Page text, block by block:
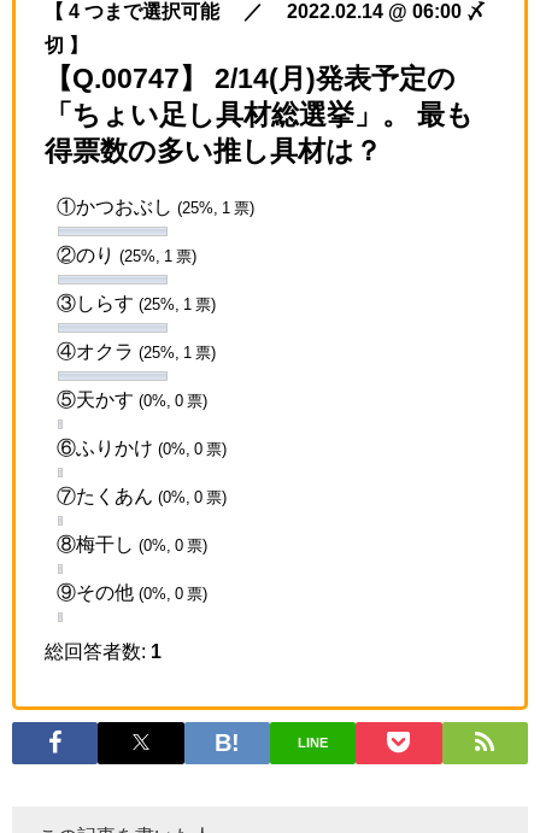
【 4 つまで選択可能 ／ 2022.02.14 @ 06:00 〆
切 】
【Q.00747】 2/14(月)発表予定の
「ちょい足し具材総選挙」。 最も
得票数の多い推し具材は？
①かつおぶし (25%, 1 票)
②のり (25%, 1 票)
③しらす (25%, 1 票)
④オクラ (25%, 1 票)
⑤天かす (0%, 0 票)
⑥ふりかけ (0%, 0 票)
⑦たくあん (0%, 0 票)
⑧梅干し (0%, 0 票)
⑨その他 (0%, 0 票)
総回答者数: 1
LINE